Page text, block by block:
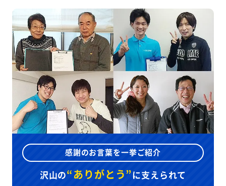
感謝のお言葉を一挙ご紹介
沢山の“ありがとう”に支えられて